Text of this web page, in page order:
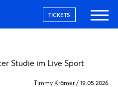
TICKETS
Timmy Krämer / 19.05.2026